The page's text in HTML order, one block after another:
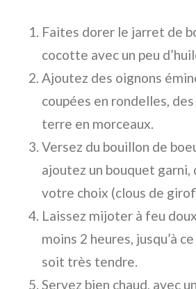
Faites dorer le jarret de
cocotte avec un peu
Ajoutez des oignons
coupées en rondelles,
terre en morceaux.
Versez du bouillon de
ajoutez un bouquet garni,
votre choix (clous de
Laissez mijoter à feu
moins 2 heures, jusqu’à
soit très tendre.
Servez bien chaud, avec